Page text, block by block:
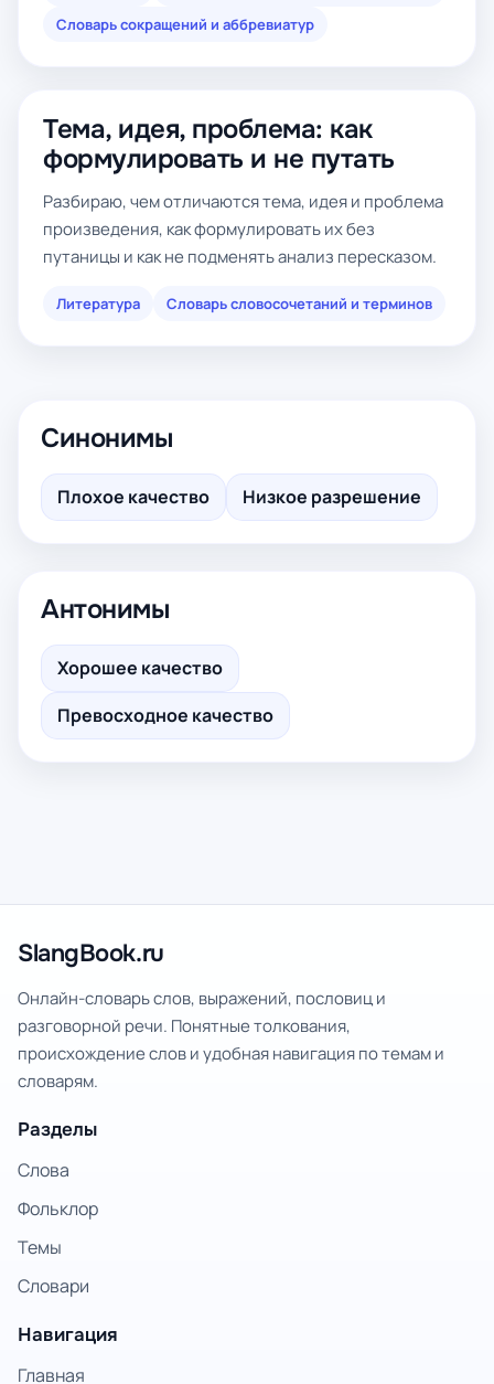
Словарь сокращений и аббревиатур
Тема, идея, проблема: как
формулировать и не путать
Разбираю, чем отличаются тема, идея и проблема
произведения, как формулировать их без
путаницы и как не подменять анализ пересказом.
Литература Словарь словосочетаний и терминов
Синонимы
Плохое качество Низкое разрешение
Антонимы
Хорошее качество
Превосходное качество
SlangBook.ru
Онлайн-словарь слов, выражений, пословиц и
разговорной речи. Понятные толкования,
происхождение слов и удобная навигация по темам и
словарям.
Разделы
Слова
Фольклор
Темы
Словари
Навигация
Главная